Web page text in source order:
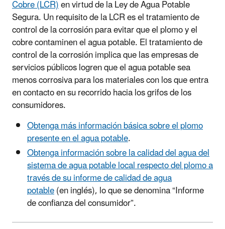
Cobre (LCR)en virtud de la Ley de Agua Potable
Segura. Un requisito de la LCR es el tratamiento de
control de la corrosión para evitar que el plomo y el
cobre contaminen el agua potable. El tratamiento de
control de la corrosión implica que las empresas de
servicios públicos logren que el agua potable sea
menos corrosiva para los materiales con los que entra
en contacto en su recorrido hacia los grifos de los
consumidores.
Obtenga más información básica sobre el plomo
presente en el agua potable.
Obtenga información sobre la calidad del agua del
sistema de agua potable local respecto del plomo a
través de su informe de calidad de agua
potable(en inglés), lo que se denomina “Informe
de confianza del consumidor”.